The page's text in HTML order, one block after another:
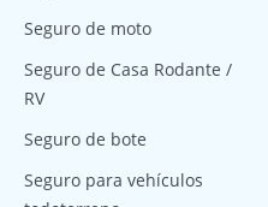
Seguro de moto
Seguro de Casa Rodante /
RV
Seguro de bote
Seguro para vehículos